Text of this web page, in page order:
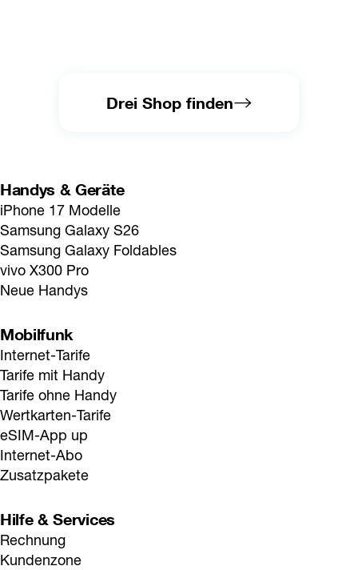
Drei Shop finden
Handys & Geräte
iPhone 17 Modelle
Samsung Galaxy S26
Samsung Galaxy Foldables
vivo X300 Pro
Neue Handys
Mobilfunk
Internet-Tarife
Tarife mit Handy
Tarife ohne Handy
Wertkarten-Tarife
eSIM-App up
Internet-Abo
Zusatzpakete
Hilfe & Services
Rechnung
Kundenzone